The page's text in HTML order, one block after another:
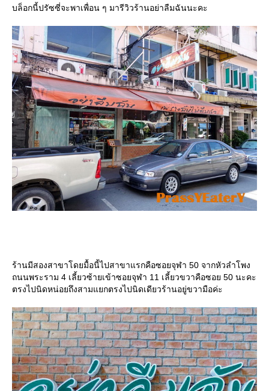
บล็อกนี้ปรัซซี่จะพาเพื่อน ๆ มารีวิวร้านอย่าลืมฉันนะคะ
ร้านมีสองสาขาโดยมื้อนี้ไปสาขาแรกคือซอยจุฬา 50 จากหัวลำโพง
ถนนพระราม 4 เลี้ยวซ้ายเข้าซอยจุฬา 11 เลี้ยวขวาคือซอย 50 นะคะ
ตรงไปนิดหน่อยถึงสามแยกตรงไปนิดเดียวร้านอยู่ขวามือค่ะ